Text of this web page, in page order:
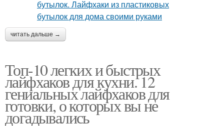
читать дальше →
Топ-10 легких и быстрых
лайфхаков для кухни. 12
гениальных лайфхаков для
готовки, о которых вы не
догадывались